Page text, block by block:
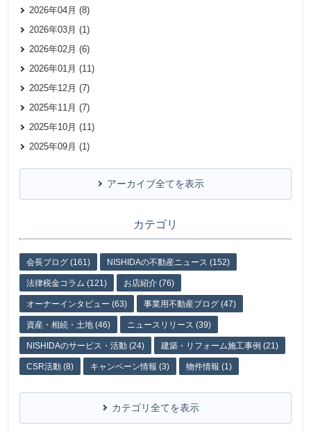
2026年04月 (8)
2026年03月 (1)
2026年02月 (6)
2026年01月 (11)
2025年12月 (7)
2025年11月 (7)
2025年10月 (11)
2025年09月 (1)
アーカイブ全てを表示
カテゴリ
会長ブログ (161) NISHIDAの不動産ニュース (152)
法律税金コラム (121) お店紹介 (76)
オーナーインタビュー (63) 事業用不動産ブログ (47)
資産・相続・土地 (46) ニュースリリース (39)
NISHIDAのサービス・活動 (24) 建築・リフォーム施工事例 (21)
CSR活動 (8) キャンペーン情報 (3) 物件情報 (1)
カテゴリ全てを表示